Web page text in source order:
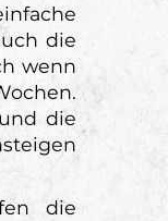
die
wenn
die
die